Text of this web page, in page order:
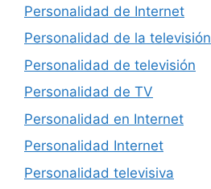
Personalidad de Internet
Personalidad de la televisión
Personalidad de televisión
Personalidad de TV
Personalidad en Internet
Personalidad Internet
Personalidad televisiva